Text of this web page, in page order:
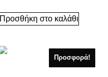
Προσθήκη στο καλάθι
Προσφορά!